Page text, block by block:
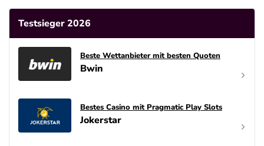
Betano Casino Bonus
100% bis zu 80€
Betano Bonus
100% bis zu 80€
Interwetten Bonus
100% bis 100€ Neukundenbonus 4.7
Testsieger 2026
Beste Wettanbieter mit besten Quoten
Bwin
Bestes Casino mit Pragmatic Play Slots
Jokerstar